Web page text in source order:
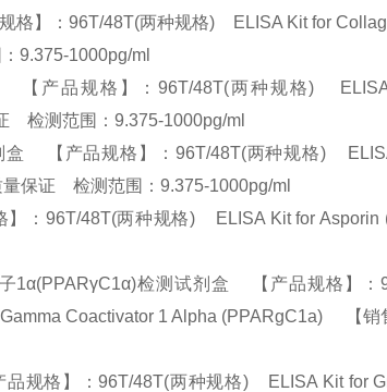
】：96T/48T(两种规格) ELISA Kit for
9.375-1000pg/ml
产品规格】：96T/48T(两种规格) ELISA
检测范围：9.375-1000pg/ml
【产品规格】：96T/48T(两种规格)
保证 检测范围：9.375-1000pg/ml
：96T/48T(两种规格) ELISA Kit for
检测试剂盒 【产品规格】：
Coactivator 1 Alpha (PPARgC1a) 【销
规格】：96T/48T(两种规格) ELISA Kit for